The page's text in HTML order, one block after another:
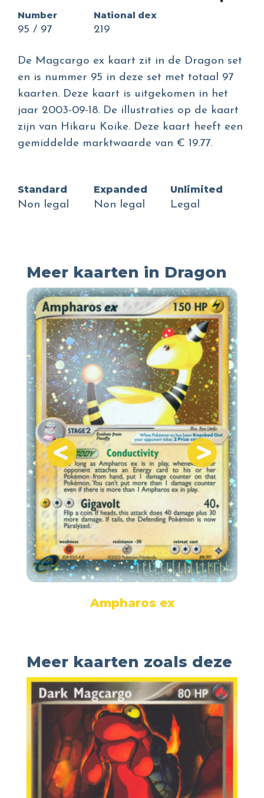
Number
95 / 97
National dex
219
De Magcargo ex kaart zit in de Dragon set
en is nummer 95 in deze set met totaal 97
kaarten. Deze kaart is uitgekomen in het
jaar 2003-09-18. De illustraties op de kaart
zijn van Hikaru Koike. Deze kaart heeft een
gemiddelde marktwaarde van € 19.77.
Standard
Non legal
Expanded
Non legal
Unlimited
Legal
Meer kaarten in Dragon
Ampharos ex
Meer kaarten zoals deze